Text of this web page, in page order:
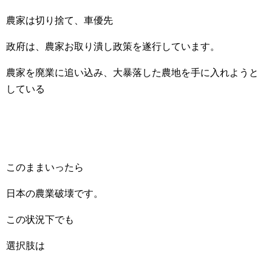
農家は切り捨て、車優先
政府は、農家お取り潰し政策を遂行しています。
農家を廃業に追い込み、大暴落した農地を手に入れようと
している
このままいったら
日本の農業破壊です。
この状況下でも
選択肢は